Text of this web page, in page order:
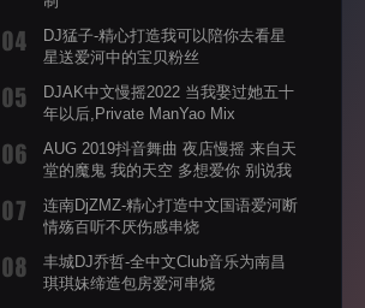
DJ猛子-精心打造我可以陪你去看星
星送爱河中的宝贝粉丝
DJAK中文慢摇2022 当我娶过她五十
年以后,Private ManYao Mix
AUG 2019抖音舞曲 夜店慢摇 来自天
堂的魔鬼 我的天空 多想爱你 别说我
连南DjZMZ-精心打造中文国语爱河断
情殇百听不厌伤感串烧
丰城DJ乔哲-全中文Club音乐为南昌
琪琪妹缔造包房爱河串烧